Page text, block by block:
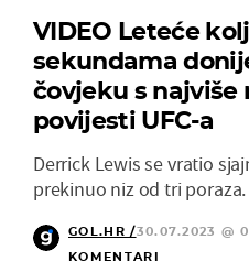
VIDEO Leteće
sekundama
čovjeku s najviše
povijesti UFC-a
Derrick Lewis se vratio
prekinuo niz od tri poraza.
GOL.HR /30.07.2023 @
KOMENTARI